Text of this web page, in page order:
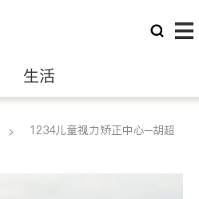
生活
律师
1234儿童视力矫正中心─胡超